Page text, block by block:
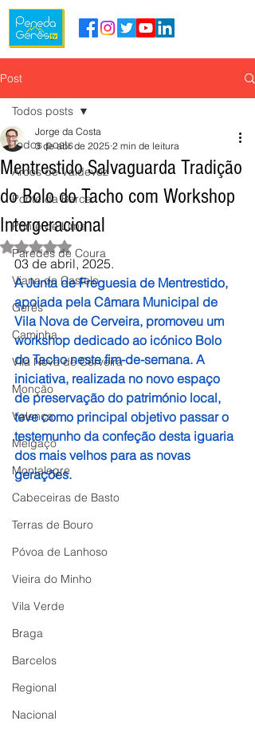
Post
Todos posts
Arcos de Valdevez
Ponte da Barca
Ponte de Lima
Paredes de Coura
Viana do Castelo
Gerês
Caminha
Vila Nova de Cerveira
Monção
Valença
Melgaço
Montalegre
Cabeceiras de Basto
Terras de Bouro
Póvoa de Lanhoso
Vieira do Minho
Vila Verde
Braga
Barcelos
Regional
Nacional
Todos posts
Mentrestido Salvaguarda Tradição
do Bolo do Tacho com Workshop
Intergeracional
Jorge da Costa
3 de abr. de 2025 2 min de leitura
Avaliado com NaN de 5 estrelas.
03 de abril, 2025.
A Junta de Freguesia de Mentrestido,
apoiada pela Câmara Municipal de
Vila Nova de Cerveira, promoveu um
workshop dedicado ao icónico Bolo
do Tacho neste fim-de-semana. A
iniciativa, realizada no novo espaço
de preservação do património local,
teve como principal objetivo passar o
testemunho da confeção desta iguaria
dos mais velhos para as novas
gerações.